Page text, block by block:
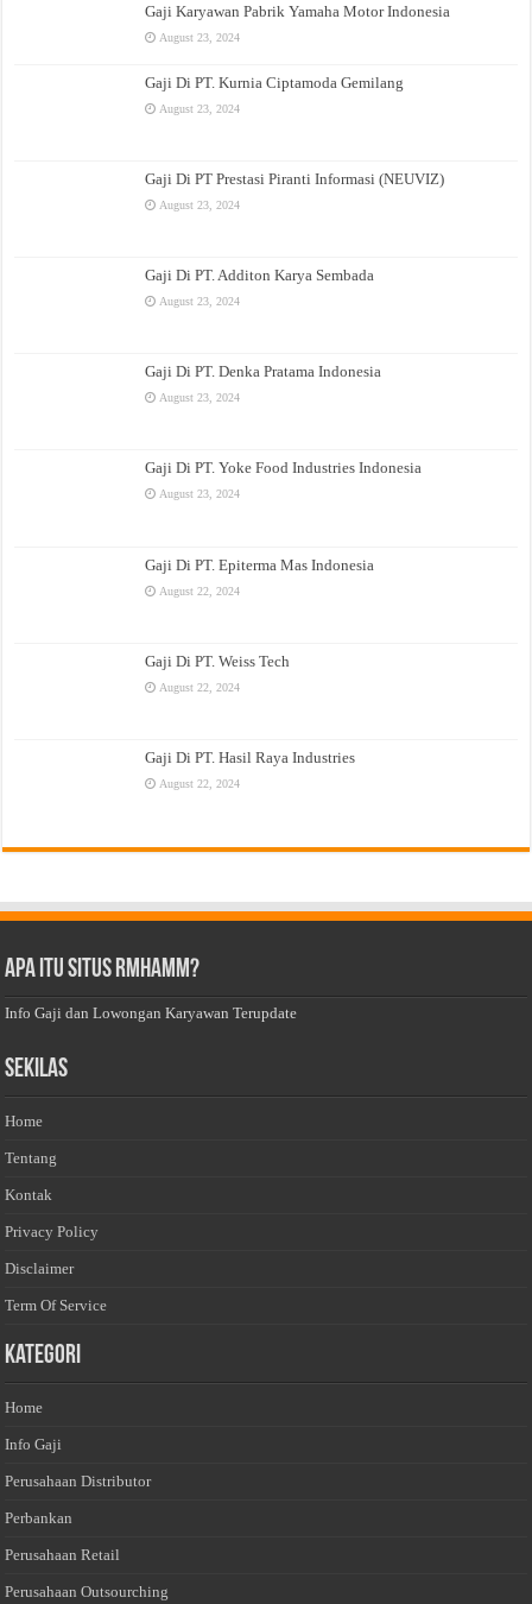
Gaji Karyawan Pabrik Yamaha Motor Indonesia
August 23, 2024
Gaji Di PT. Kurnia Ciptamoda Gemilang
August 23, 2024
Gaji Di PT Prestasi Piranti Informasi (NEUVIZ)
August 23, 2024
Gaji Di PT. Additon Karya Sembada
August 23, 2024
Gaji Di PT. Denka Pratama Indonesia
August 23, 2024
Gaji Di PT. Yoke Food Industries Indonesia
August 23, 2024
Gaji Di PT. Epiterma Mas Indonesia
August 22, 2024
Gaji Di PT. Weiss Tech
August 22, 2024
Gaji Di PT. Hasil Raya Industries
August 22, 2024
Apa Itu Situs Rmhamm?
Info Gaji dan Lowongan Karyawan Terupdate
Sekilas
Home
Tentang
Kontak
Privacy Policy
Disclaimer
Term Of Service
Kategori
Home
Info Gaji
Perusahaan Distributor
Perbankan
Perusahaan Retail
Perusahaan Outsourching